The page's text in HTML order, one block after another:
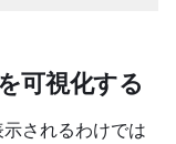
可視化する
されるわけでは